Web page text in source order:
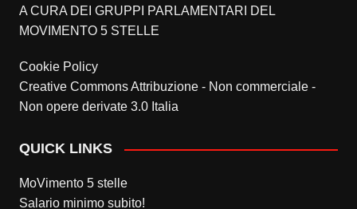
A CURA DEI GRUPPI PARLAMENTARI DEL
MOVIMENTO 5 STELLE
Cookie Policy
Creative Commons Attribuzione - Non commerciale -
Non opere derivate 3.0 Italia
QUICK LINKS
MoVimento 5 stelle
Salario minimo subito!